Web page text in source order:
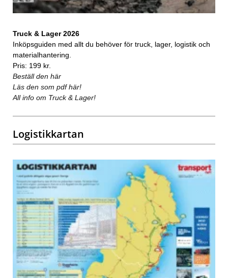
Truck & Lager 2026
Inköpsguiden med allt du behöver för truck, lager, logistik och
materialhantering.
Pris: 199 kr.
Beställ den här
Läs den som pdf här!
All info om Truck & Lager!
Logistikkartan